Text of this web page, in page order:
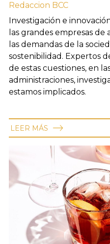
Redaccion BCC
Investigación e
las grandes empresas
las demandas de la
sostenibilidad. Expertos
de estas cuestiones, en
administraciones,
estamos implicados.
LEER MÁS